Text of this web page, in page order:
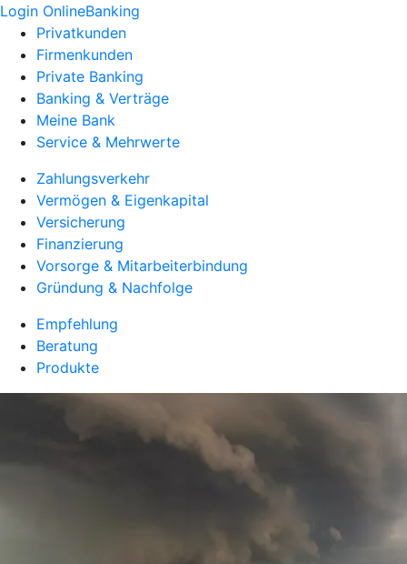
Login OnlineBanking
Privatkunden
Firmenkunden
Private Banking
Banking & Verträge
Meine Bank
Service & Mehrwerte
Zahlungsverkehr
Vermögen & Eigenkapital
Versicherung
Finanzierung
Vorsorge & Mitarbeiterbindung
Gründung & Nachfolge
Empfehlung
Beratung
Produkte